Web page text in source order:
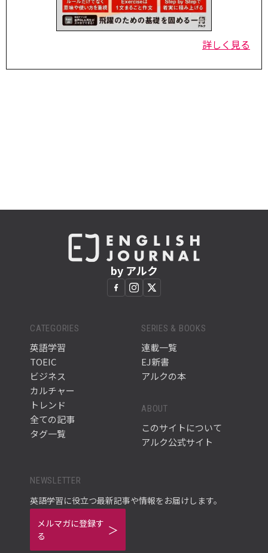
詳しく見る
by アルク
CATEGORIES
英語学習
TOEIC
ビジネス
カルチャー
トレンド
全ての記事
タグ一覧
SERIES & BOOKS
連載一覧
EJ新書
アルクの本
ABOUT
このサイトについて
アルク公式サイト
NEWSLETTER
英語学習に役立つ最新記事や情報をお届けします。
メルマガに登録す
る